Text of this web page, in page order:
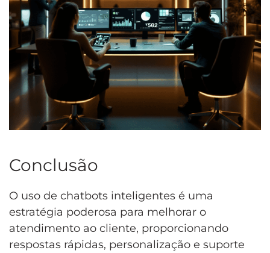
Conclusão
O uso de chatbots inteligentes é uma
estratégia poderosa para melhorar o
atendimento ao cliente, proporcionando
respostas rápidas, personalização e suporte